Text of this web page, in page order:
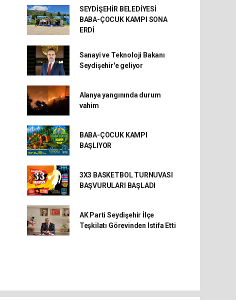
SEYDİŞEHİR BELEDİYESİ
BABA-ÇOCUK KAMPI SONA
ERDİ
Sanayi ve Teknoloji Bakanı
Seydişehir'e geliyor
Alanya yangınında durum
vahim
BABA-ÇOCUK KAMPI
BAŞLIYOR
3X3 BASKETBOL TURNUVASI
BAŞVURULARI BAŞLADI
AK Parti Seydişehir İlçe
Teşkilatı Görevinden İstifa Etti